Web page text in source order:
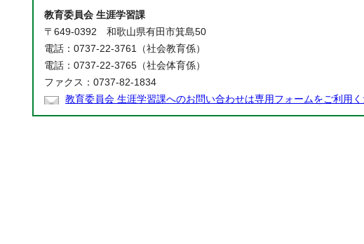
教育委員会 生涯学習課
〒649-0392 和歌山県有田市箕島50
電話：0737-22-3761（社会教育係）
電話：0737-22-3765（社会体育係）
ファクス：0737-82-1834
教育委員会 生涯学習課へのお問い合わせは専用フォームをご利用く